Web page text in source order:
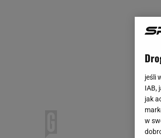
jeśli
IAB,
jak
w